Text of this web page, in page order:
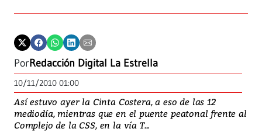
PorRedacción Digital La Estrella
10/11/2010 01:00
Así estuvo ayer la Cinta Costera, a eso de las 12
mediodía, mientras que en el puente peatonal frente al
Complejo de la CSS, en la vía T...